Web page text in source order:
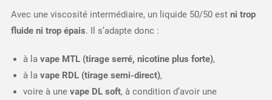
Avec une viscosité intermédiaire, un liquide 50/50 est ni trop
fluide ni trop épais. Il s’adapte donc :
à la vape MTL (tirage serré, nicotine plus forte),
à la vape RDL (tirage semi-direct),
voire à une vape DL soft, à condition d’avoir une